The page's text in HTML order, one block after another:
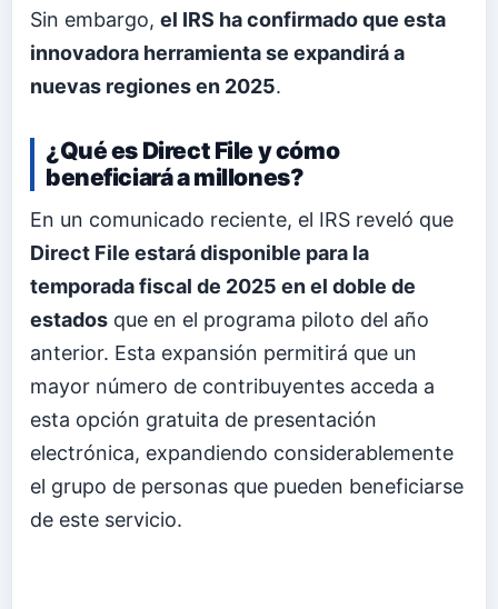
Sin embargo, el IRS ha confirmado que esta
innovadora herramienta se expandirá a
nuevas regiones en 2025.
¿Qué es Direct File y cómo
beneficiará a millones?
En un comunicado reciente, el IRS reveló que
Direct File estará disponible para la
temporada fiscal de 2025 en el doble de
estados que en el programa piloto del año
anterior. Esta expansión permitirá que un
mayor número de contribuyentes acceda a
esta opción gratuita de presentación
electrónica, expandiendo considerablemente
el grupo de personas que pueden beneficiarse
de este servicio.